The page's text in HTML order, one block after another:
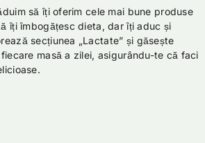
să îți oferim cele mai bune produse
îți îmbogățesc dieta, dar îți aduc și
secțiunea „Lactate” și găsește
masă a zilei, asigurându-te că faci